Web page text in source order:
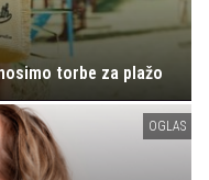
torbe za plažo
OGLAS